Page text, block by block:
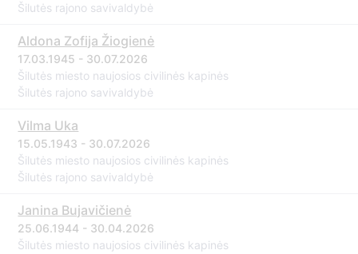
Šilutės rajono savivaldybė
Aldona Zofija Žiogienė
17.03.1945 - 30.07.2026
Šilutės miesto naujosios civilinės kapinės
Šilutės rajono savivaldybė
Vilma Uka
15.05.1943 - 30.07.2026
Šilutės miesto naujosios civilinės kapinės
Šilutės rajono savivaldybė
Janina Bujavičienė
25.06.1944 - 30.04.2026
Šilutės miesto naujosios civilinės kapinės